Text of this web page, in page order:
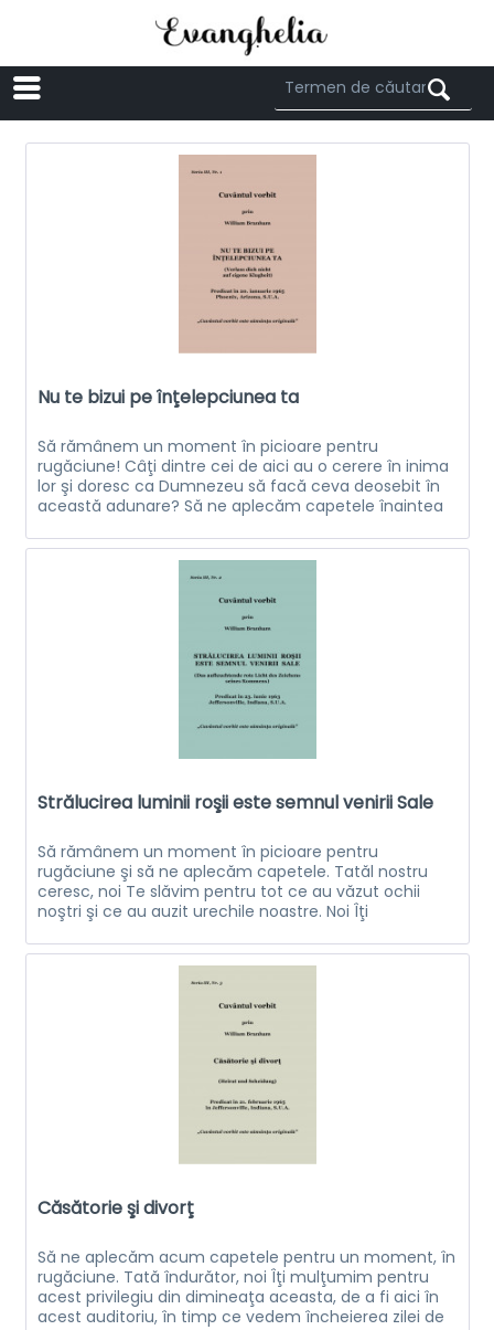
Nu te bizui pe înţelepciunea ta
Să rămânem un moment în picioare pentru
rugăciune! Câţi dintre cei de aici au o cerere în inima
lor şi doresc ca Dumnezeu să facă ceva deosebit în
această adunare? Să ne aplecăm capetele înaintea
Strălucirea luminii roşii este semnul venirii Sale
Să rămânem un moment în picioare pentru
rugăciune şi să ne aplecăm capetele. Tatăl nostru
ceresc, noi Te slăvim pentru tot ce au văzut ochii
noştri şi ce au auzit urechile noastre. Noi Îţi
Căsătorie şi divorţ
Să ne aplecăm acum capetele pentru un moment, în
rugăciune. Tată îndurător, noi Îţi mulţumim pentru
acest privilegiu din dimineaţa aceasta, de a fi aici în
acest auditoriu, în timp ce vedem încheierea zilei de